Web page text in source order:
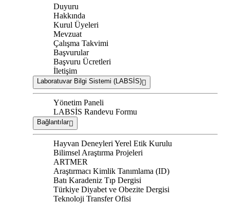
Duyuru
Hakkında
Kurul Üyeleri
Mevzuat
Çalışma Takvimi
Başvurular
Başvuru Ücretleri
İletişim
Laboratuvar Bilgi Sistemi (LABSİS)
Yönetim Paneli
LABSİS Randevu Formu
Bağlantılar
Hayvan Deneyleri Yerel Etik Kurulu
Bilimsel Araştırma Projeleri
ARTMER
Araştırmacı Kimlik Tanımlama (ID)
Batı Karadeniz Tıp Dergisi
Türkiye Diyabet ve Obezite Dergisi
Teknoloji Transfer Ofisi